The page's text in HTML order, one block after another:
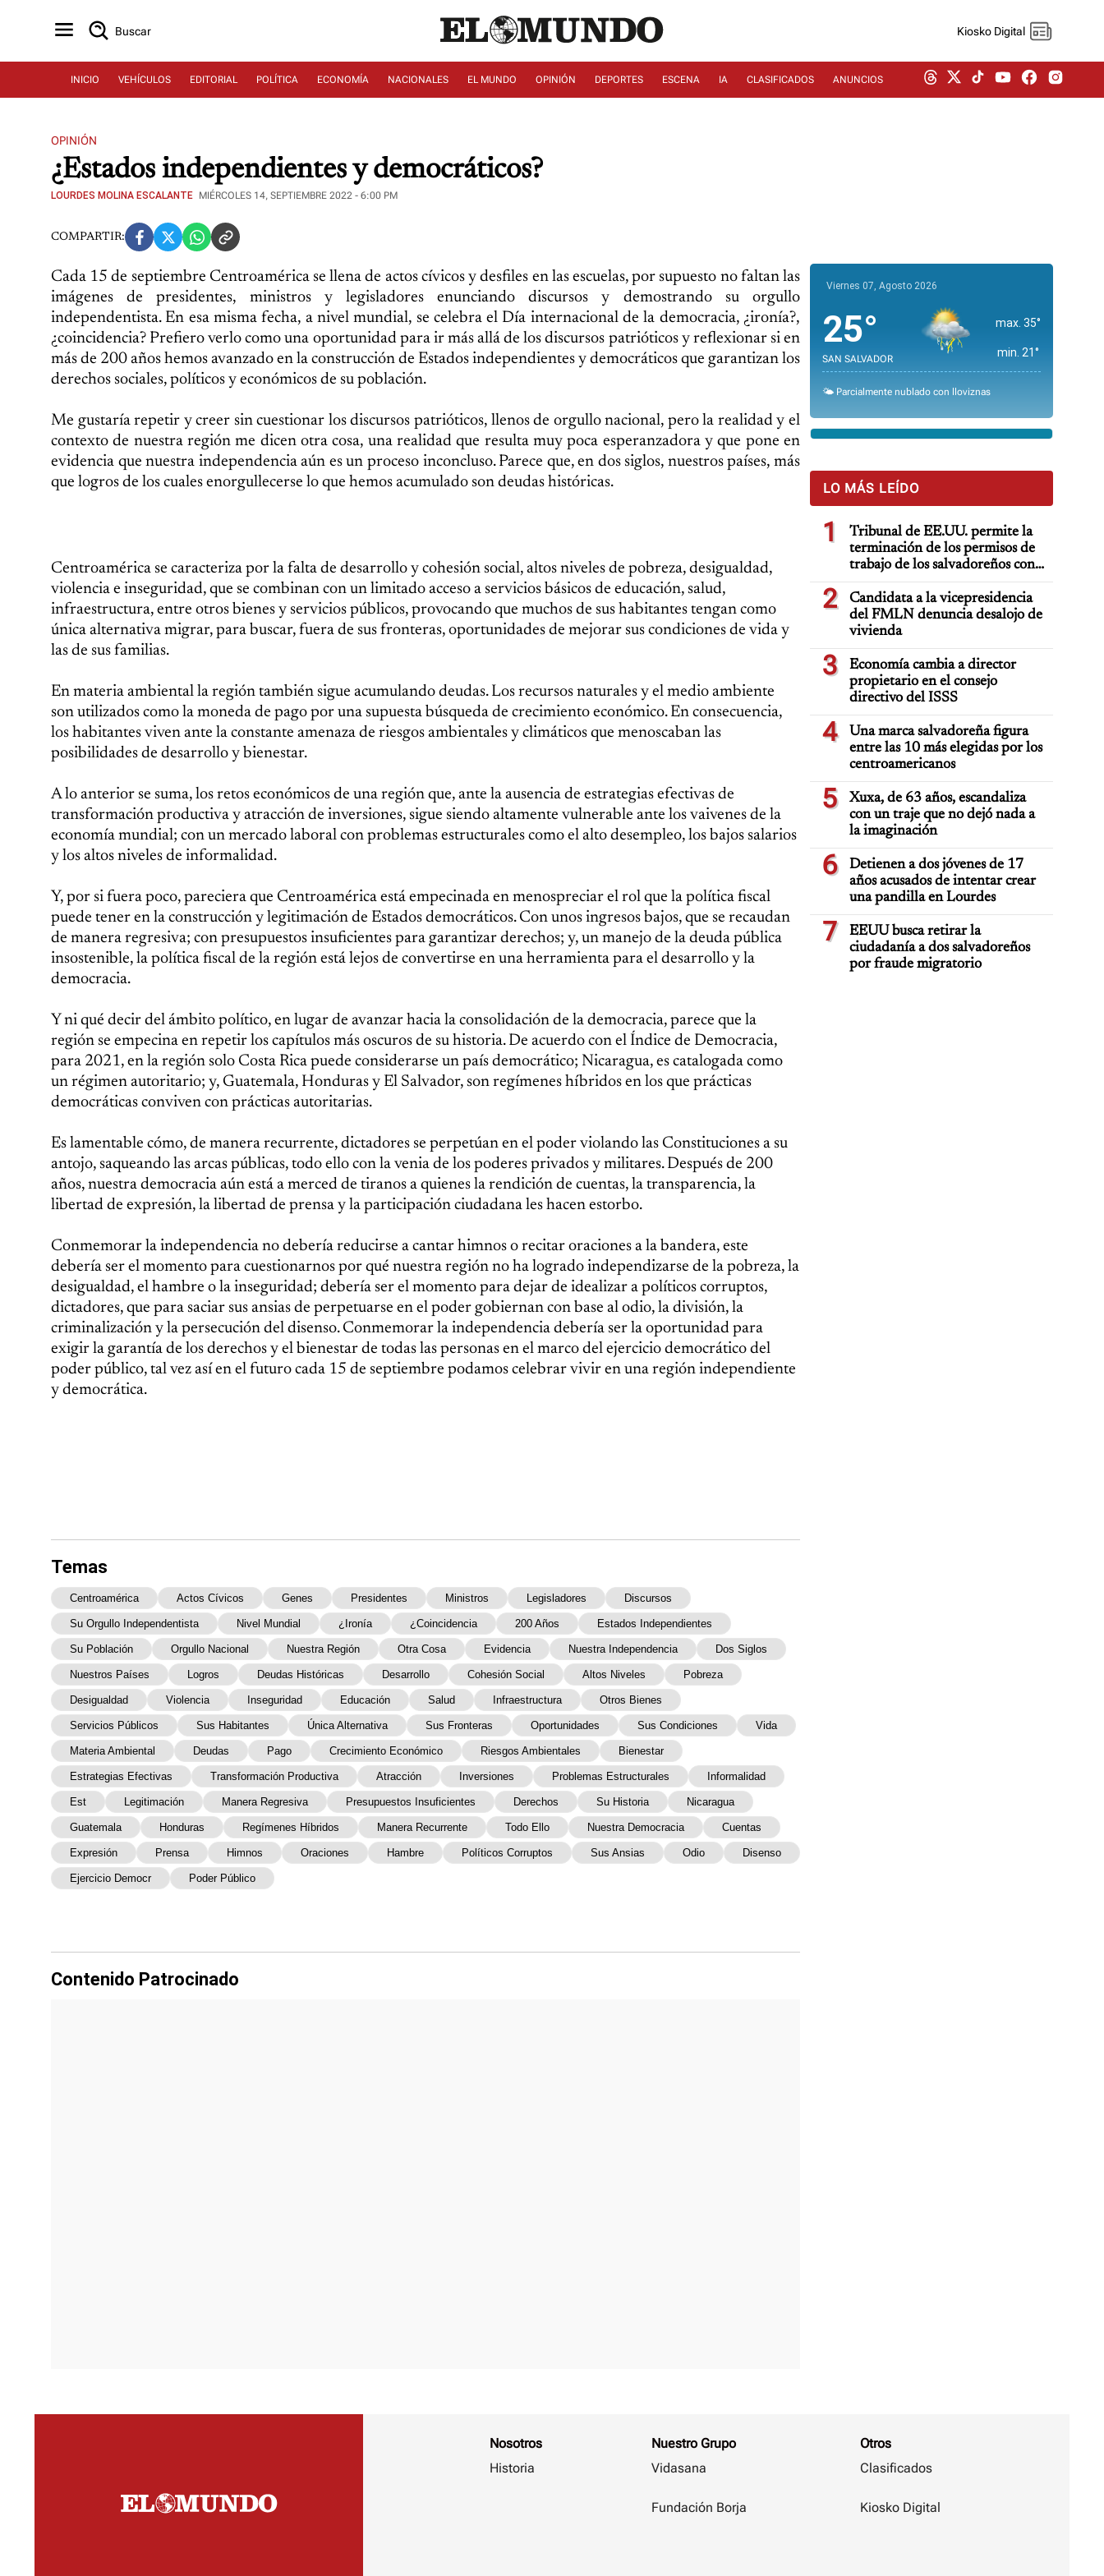
Buscar Kiosko Digital
INICIO VEHÍCULOS EDITORIAL POLÍTICA ECONOMÍA NACIONALES EL MUNDO OPINIÓN DEPORTES ESCENA IA CLASIFICADOS ANUNCIOS
OPINIÓN
¿Estados independientes y democráticos?
LOURDES MOLINA ESCALANTE MIÉRCOLES 14, SEPTIEMBRE 2022 - 6:00 PM
COMPARTIR:
Cada 15 de septiembre Centroamérica se llena de actos cívicos y desfiles en las escuelas, por supuesto no faltan las
imágenes de presidentes, ministros y legisladores enunciando discursos y demostrando su orgullo
independentista. En esa misma fecha, a nivel mundial, se celebra el Día internacional de la democracia, ¿ironía?,
¿coincidencia? Prefiero verlo como una oportunidad para ir más allá de los discursos patrióticos y reflexionar si en
más de 200 años hemos avanzado en la construcción de Estados independientes y democráticos que garantizan los
derechos sociales, políticos y económicos de su población.
Me gustaría repetir y creer sin cuestionar los discursos patrióticos, llenos de orgullo nacional, pero la realidad y el
contexto de nuestra región me dicen otra cosa, una realidad que resulta muy poca esperanzadora y que pone en
evidencia que nuestra independencia aún es un proceso inconcluso. Parece que, en dos siglos, nuestros países, más
que logros de los cuales enorgullecerse lo que hemos acumulado son deudas históricas.
Centroamérica se caracteriza por la falta de desarrollo y cohesión social, altos niveles de pobreza, desigualdad,
violencia e inseguridad, que se combinan con un limitado acceso a servicios básicos de educación, salud,
infraestructura, entre otros bienes y servicios públicos, provocando que muchos de sus habitantes tengan como
única alternativa migrar, para buscar, fuera de sus fronteras, oportunidades de mejorar sus condiciones de vida y
las de sus familias.
En materia ambiental la región también sigue acumulando deudas. Los recursos naturales y el medio ambiente
son utilizados como la moneda de pago por una supuesta búsqueda de crecimiento económico. En consecuencia,
los habitantes viven ante la constante amenaza de riesgos ambientales y climáticos que menoscaban las
posibilidades de desarrollo y bienestar.
A lo anterior se suma, los retos económicos de una región que, ante la ausencia de estrategias efectivas de
transformación productiva y atracción de inversiones, sigue siendo altamente vulnerable ante los vaivenes de la
economía mundial; con un mercado laboral con problemas estructurales como el alto desempleo, los bajos salarios
y los altos niveles de informalidad.
Y, por si fuera poco, pareciera que Centroamérica está empecinada en menospreciar el rol que la política fiscal
puede tener en la construcción y legitimación de Estados democráticos. Con unos ingresos bajos, que se recaudan
de manera regresiva; con presupuestos insuficientes para garantizar derechos; y, un manejo de la deuda pública
insostenible, la política fiscal de la región está lejos de convertirse en una herramienta para el desarrollo y la
democracia.
Y ni qué decir del ámbito político, en lugar de avanzar hacia la consolidación de la democracia, parece que la
región se empecina en repetir los capítulos más oscuros de su historia. De acuerdo con el Índice de Democracia,
para 2021, en la región solo Costa Rica puede considerarse un país democrático; Nicaragua, es catalogada como
un régimen autoritario; y, Guatemala, Honduras y El Salvador, son regímenes híbridos en los que prácticas
democráticas conviven con prácticas autoritarias.
Es lamentable cómo, de manera recurrente, dictadores se perpetúan en el poder violando las Constituciones a su
antojo, saqueando las arcas públicas, todo ello con la venia de los poderes privados y militares. Después de 200
años, nuestra democracia aún está a merced de tiranos a quienes la rendición de cuentas, la transparencia, la
libertad de expresión, la libertad de prensa y la participación ciudadana les hacen estorbo.
Conmemorar la independencia no debería reducirse a cantar himnos o recitar oraciones a la bandera, este
debería ser el momento para cuestionarnos por qué nuestra región no ha logrado independizarse de la pobreza, la
desigualdad, el hambre o la inseguridad; debería ser el momento para dejar de idealizar a políticos corruptos,
dictadores, que para saciar sus ansias de perpetuarse en el poder gobiernan con base al odio, la división, la
criminalización y la persecución del disenso. Conmemorar la independencia debería ser la oportunidad para
exigir la garantía de los derechos y el bienestar de todas las personas en el marco del ejercicio democrático del
poder público, tal vez así en el futuro cada 15 de septiembre podamos celebrar vivir en una región independiente
y democrática.
Temas
Centroamérica Actos Cívicos Genes Presidentes Ministros Legisladores Discursos
Su Orgullo Independentista Nivel Mundial ¿ironía ¿coincidencia 200 Años Estados Independientes
Su Población Orgullo Nacional Nuestra Región Otra Cosa Evidencia Nuestra Independencia Dos Siglos
Nuestros Países Logros Deudas Históricas Desarrollo Cohesión Social Altos Niveles Pobreza
Desigualdad Violencia Inseguridad Educación Salud Infraestructura Otros Bienes
Servicios Públicos Sus Habitantes Única Alternativa Sus Fronteras Oportunidades Sus Condiciones Vida
Materia Ambiental Deudas Pago Crecimiento Económico Riesgos Ambientales Bienestar
Estrategias Efectivas Transformación Productiva Atracción Inversiones Problemas Estructurales Informalidad
Est Legitimación Manera Regresiva Presupuestos Insuficientes Derechos Su Historia Nicaragua
Guatemala Honduras Regímenes Híbridos Manera Recurrente Todo Ello Nuestra Democracia Cuentas
Expresión Prensa Himnos Oraciones Hambre Políticos Corruptos Sus Ansias Odio Disenso
Ejercicio Democr Poder Público
Contenido Patrocinado
Viernes 07, Agosto 2026
25°
SAN SALVADOR
max. 35°
min. 21°
🌤️ Parcialmente nublado con lloviznas
LO MÁS LEÍDO
1
Tribunal de EE.UU. permite la
terminación de los permisos de
trabajo de los salvadoreños con
TPS
2
Candidata a la vicepresidencia
del FMLN denuncia desalojo de
vivienda
3
Economía cambia a director
propietario en el consejo
directivo del ISSS
4
Una marca salvadoreña figura
entre las 10 más elegidas por los
centroamericanos
5
Xuxa, de 63 años, escandaliza
con un traje que no dejó nada a
la imaginación
6
Detienen a dos jóvenes de 17
años acusados de intentar crear
una pandilla en Lourdes
7
EEUU busca retirar la
ciudadanía a dos salvadoreños
por fraude migratorio
Nosotros
Historia
Nuestro Grupo
Vidasana
Fundación Borja
Otros
Clasificados
Kiosko Digital